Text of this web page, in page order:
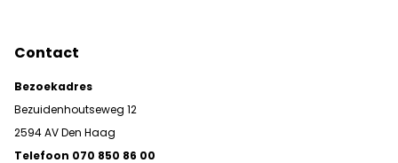
Contact
Bezoekadres
Bezuidenhoutseweg 12
2594 AV Den Haag
Telefoon 070 850 86 00